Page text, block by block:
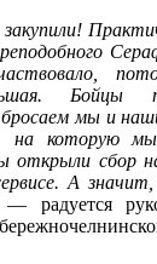
Бойцы
мы и
на которую
открыли сбор
А
радуется